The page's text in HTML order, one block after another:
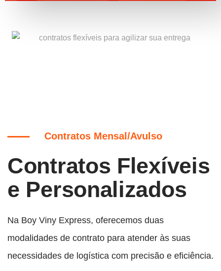
Contratos Mensal/Avulso
Contratos Flexíveis
e Personalizados
Na Boy Viny Express, oferecemos duas
modalidades de contrato para atender às suas
necessidades de logística com precisão e eficiência.